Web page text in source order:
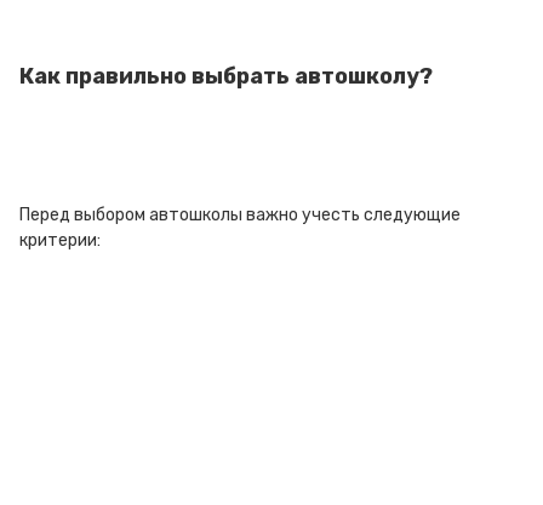
Как правильно выбрать автошколу?
Перед выбором автошколы важно учесть следующие
критерии: